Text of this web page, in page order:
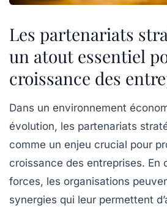
Les partenariats
un atout essentiel
croissance des
Dans un environnement
évolution, les partenariats
comme un enjeu crucial pour
croissance des entreprises. En
forces, les organisations
synergies qui leur permettent